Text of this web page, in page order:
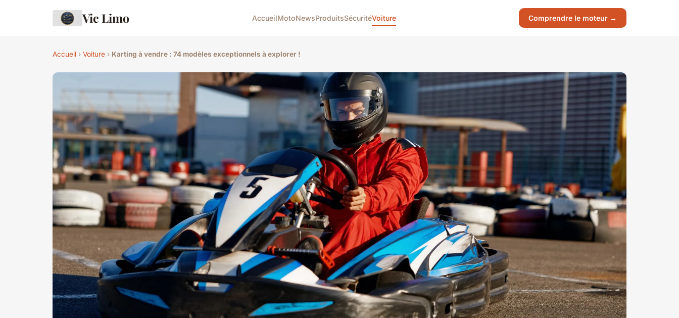
Vic Limo AccueilMotoNewsProduitsSécuritéVoiture Comprendre le moteur →
Accueil › Voiture › Karting à vendre : 74 modèles exceptionnels à explorer !